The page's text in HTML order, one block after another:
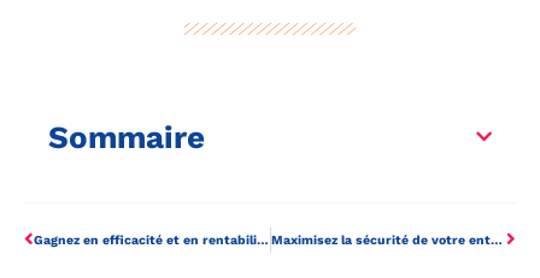
Sommaire
Gagnez en efficacité et en rentabilité avec des solutions de stockage optimisées Maximisez la sécurité de votre entreprise avec une certification électrique